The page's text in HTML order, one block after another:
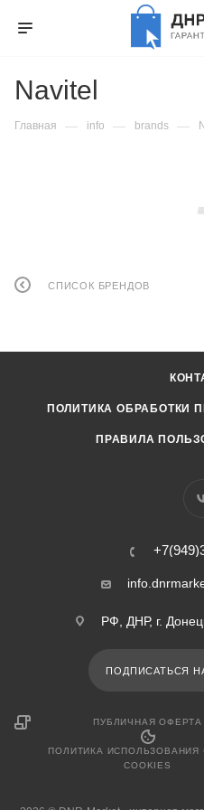
Navitel
Главная — info — brands —
СПИСОК БРЕНДОВ
ПОЛИТИКА ОБРАБОТКИ
ПРАВИЛА
РФ, ДНР, г.
ПОДПИСАТЬСЯ
ПУБЛИЧНАЯ ОФЕРТА
ПОЛИТИКА ИСПОЛЬЗОВАНИЯ
COOKIES